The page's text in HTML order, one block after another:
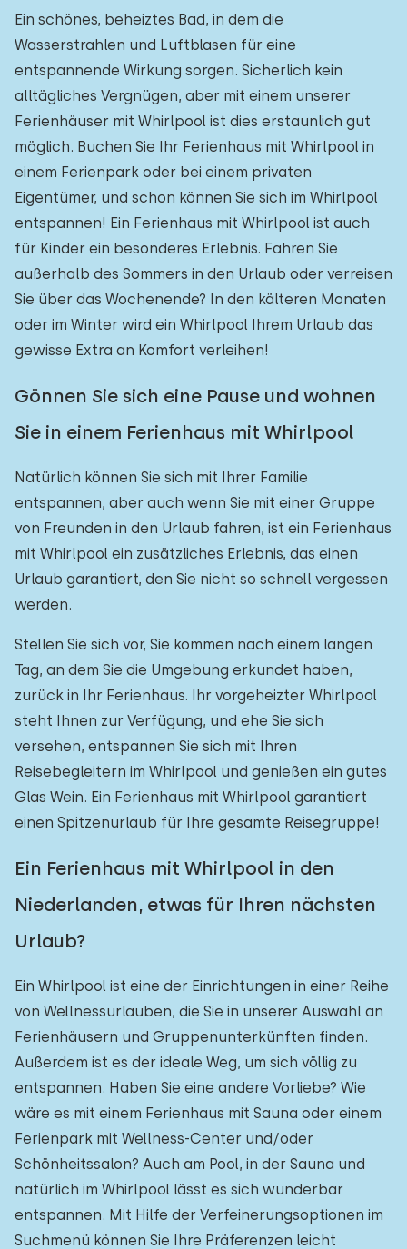
Ein schönes, beheiztes Bad, in dem die
Wasserstrahlen und Luftblasen für eine
entspannende Wirkung sorgen. Sicherlich kein
alltägliches Vergnügen, aber mit einem unserer
Ferienhäuser mit Whirlpool ist dies erstaunlich gut
möglich. Buchen Sie Ihr Ferienhaus mit Whirlpool in
einem Ferienpark oder bei einem privaten
Eigentümer, und schon können Sie sich im Whirlpool
entspannen! Ein Ferienhaus mit Whirlpool ist auch
für Kinder ein besonderes Erlebnis. Fahren Sie
außerhalb des Sommers in den Urlaub oder verreisen
Sie über das Wochenende? In den kälteren Monaten
oder im Winter wird ein Whirlpool Ihrem Urlaub das
gewisse Extra an Komfort verleihen!
Gönnen Sie sich eine Pause und wohnen
Sie in einem Ferienhaus mit Whirlpool
Natürlich können Sie sich mit Ihrer Familie
entspannen, aber auch wenn Sie mit einer Gruppe
von Freunden in den Urlaub fahren, ist ein Ferienhaus
mit Whirlpool ein zusätzliches Erlebnis, das einen
Urlaub garantiert, den Sie nicht so schnell vergessen
werden.
Stellen Sie sich vor, Sie kommen nach einem langen
Tag, an dem Sie die Umgebung erkundet haben,
zurück in Ihr Ferienhaus. Ihr vorgeheizter Whirlpool
steht Ihnen zur Verfügung, und ehe Sie sich
versehen, entspannen Sie sich mit Ihren
Reisebegleitern im Whirlpool und genießen ein gutes
Glas Wein. Ein Ferienhaus mit Whirlpool garantiert
einen Spitzenurlaub für Ihre gesamte Reisegruppe!
Ein Ferienhaus mit Whirlpool in den
Niederlanden, etwas für Ihren nächsten
Urlaub?
Ein Whirlpool ist eine der Einrichtungen in einer Reihe
von Wellnessurlauben, die Sie in unserer Auswahl an
Ferienhäusern und Gruppenunterkünften finden.
Außerdem ist es der ideale Weg, um sich völlig zu
entspannen. Haben Sie eine andere Vorliebe? Wie
wäre es mit einem Ferienhaus mit Sauna oder einem
Ferienpark mit Wellness-Center und/oder
Schönheitssalon? Auch am Pool, in der Sauna und
natürlich im Whirlpool lässt es sich wunderbar
entspannen. Mit Hilfe der Verfeinerungsoptionen im
Suchmenü können Sie Ihre Präferenzen leicht